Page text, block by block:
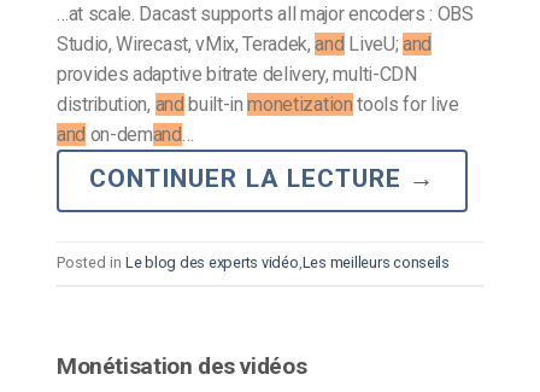
…at scale. Dacast supports all major encoders : OBS
Studio, Wirecast, vMix, Teradek,and LiveU; and
provides adaptive bitrate delivery, multi-CDN
distribution, and built-inmonetization tools for live
and on-demand…
CONTINUER LA LECTURE →
Posted in Le blog des experts vidéo Les meilleurs conseils
Monétisation des vidéos